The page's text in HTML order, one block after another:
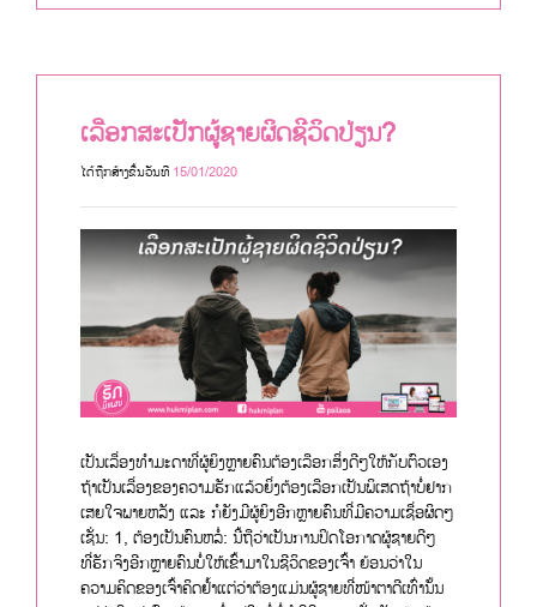
ເລືອກສະເປັກຜູ້ຊາຍຜິດຊີວິດປ່ຽນ?
ໄດ້ຖືກສ້າງຂື້ນວັນທີ 15/01/2020
ເປັນເລື່ອງທຳມະດາທີ່ຜູ້ຍິງຫຼາຍຄົນຕ້ອງເລືອກສິ່ງດີໆໃຫ້ກັບຕົວເອງ
ຖ້າເປັນເລື່ອງຂອງຄວາມຮັກແລ້ວຍິ່ງຕ້ອງເລືອກເປັນພິເສດຖ້າບໍ່ຢາກ
ເສຍໃຈພາຍຫລັງ ແລະ ກໍຍັງມີຜູ້ຍິງອີກຫຼາຍຄົນທີ່ມີຄວາມເຊື່ອຜິດໆ
ເຊັ່ນ: 1, ຕ້ອງເປັນຄົນຫລໍ່: ນີ້ຖືວ່າເປັນການປິດໂອກາດຜູ້ຊາຍດີໆ
ທີ່ຮັກຈິງອີກຫຼາຍຄົນບໍ່ໃຫ້ເຂົ້າມາໃນຊີວິດຂອງເຈົ້າ ຍ້ອນວ່າໃນ
ຄວາມຄິດຂອງເຈົ້າຄິດຢ້ຳແຕ່ວ່າຕ້ອງແມ່ນຜູ້ຊາຍທີ່ໜ້າຕາດີເທົ່ານັ້ນ